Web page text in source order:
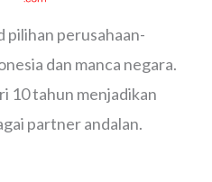
pilihan perusahaan-
dan manca negara.
10 tahun menjadikan
partner andalan.